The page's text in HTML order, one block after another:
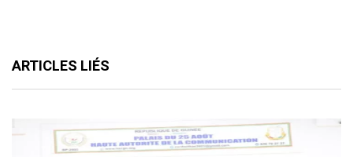
ARTICLES LIÉS